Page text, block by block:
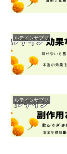
ルテインサプリ
ルテインサプリ